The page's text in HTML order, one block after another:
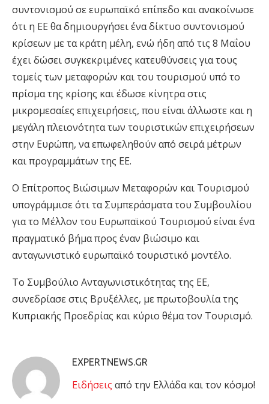
συντονισμού σε ευρωπαϊκό επίπεδο και ανακοίνωσε
ότι η ΕΕ θα δημιουργήσει ένα δίκτυο συντονισμού
κρίσεων με τα κράτη μέλη, ενώ ήδη από τις 8 Μαΐου
έχει δώσει συγκεκριμένες κατευθύνσεις για τους
τομείς των μεταφορών και του τουρισμού υπό το
πρίσμα της κρίσης και έδωσε κίνητρα στις
μικρομεσαίες επιχειρήσεις, που είναι άλλωστε και η
μεγάλη πλειονότητα των τουριστικών επιχειρήσεων
στην Ευρώπη, να επωφεληθούν από σειρά μέτρων
και προγραμμάτων της ΕΕ.
Ο Επίτροπος Βιώσιμων Μεταφορών και Τουρισμού
υπογράμμισε ότι τα Συμπεράσματα του Συμβουλίου
για το Μέλλον του Ευρωπαϊκού Τουρισμού είναι ένα
πραγματικό βήμα προς έναν βιώσιμο και
ανταγωνιστικό ευρωπαϊκό τουριστικό μοντέλο.
Το Συμβούλιο Ανταγωνιστικότητας της ΕΕ,
συνεδρίασε στις Βρυξέλλες, με πρωτοβουλία της
Κυπριακής Προεδρίας και κύριο θέμα τον Τουρισμό.
EXPERTNEWS.GR
Eιδήσεις από την Ελλάδα και τον κόσμο!